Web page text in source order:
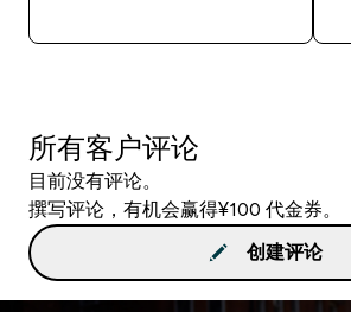
所有客户评论
目前没有评论。
撰写评论，有机会赢得¥100 代金券。
创建评论